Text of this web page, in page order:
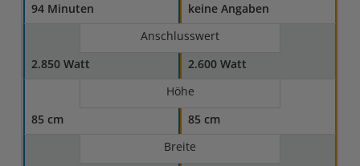
94 Minuten
keine Angaben
Anschlusswert
2.850 Watt
2.600 Watt
Höhe
85 cm
85 cm
Breite